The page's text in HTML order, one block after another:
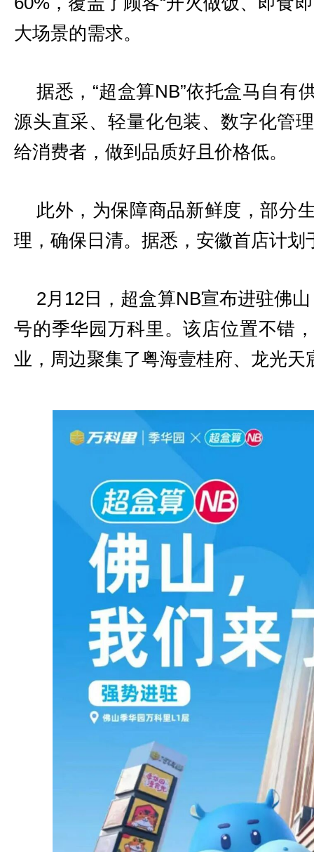
大场景的需求。
据悉，“超盒算NB”依托盒马自有
源头直采、轻量化包装、数字化管
给消费者，做到品质好且价格低。
此外，为保障商品新鲜度，部分
理，确保日清。据悉，安徽首店计划
2月12日，超盒算NB宣布进驻佛
号的季华园万科里。该店位置不错
业，周边聚集了粤海壹桂府、龙光